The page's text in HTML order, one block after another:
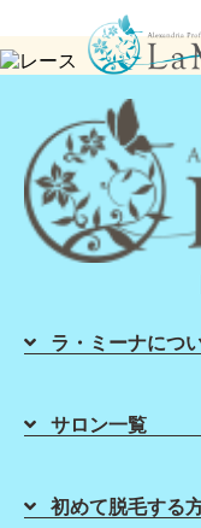
ラ・ミーナにつ
サロン一覧
初めて脱毛する
シュガーリング脱毛な
HomeAbout
Sugaring